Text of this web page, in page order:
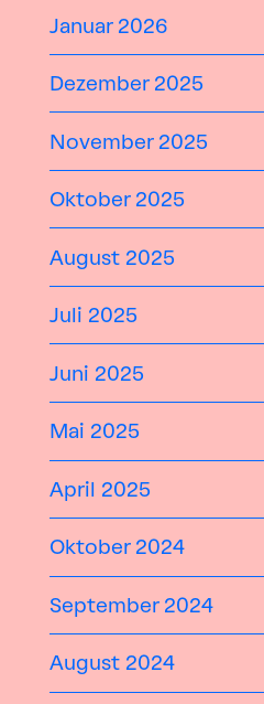
Januar 2026
Dezember 2025
November 2025
Oktober 2025
August 2025
Juli 2025
Juni 2025
Mai 2025
April 2025
Oktober 2024
September 2024
August 2024